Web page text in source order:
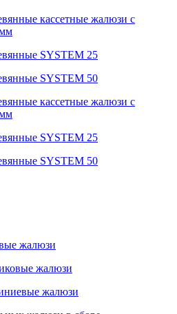
кассетные жалюзи с
SYSTEM 25
SYSTEM 50
кассетные жалюзи с
SYSTEM 25
SYSTEM 50
жалюзи
жалюзи
жалюзи